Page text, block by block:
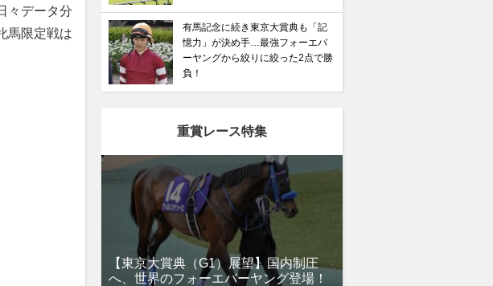
々データ分
馬限定戦は
有馬記念に続き東京大賞典も「記
憶力」が決め手…最強フォーエバ
ーヤングから絞りに絞った2点で勝
負！
重賞レース特集
【東京大賞典（G1）展望】国内制圧
へ、世界のフォーエバーヤング登場！